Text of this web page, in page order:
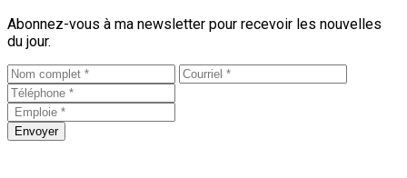
Abonnez-vous à ma newsletter pour recevoir les nouvelles
du jour.
Envoyer